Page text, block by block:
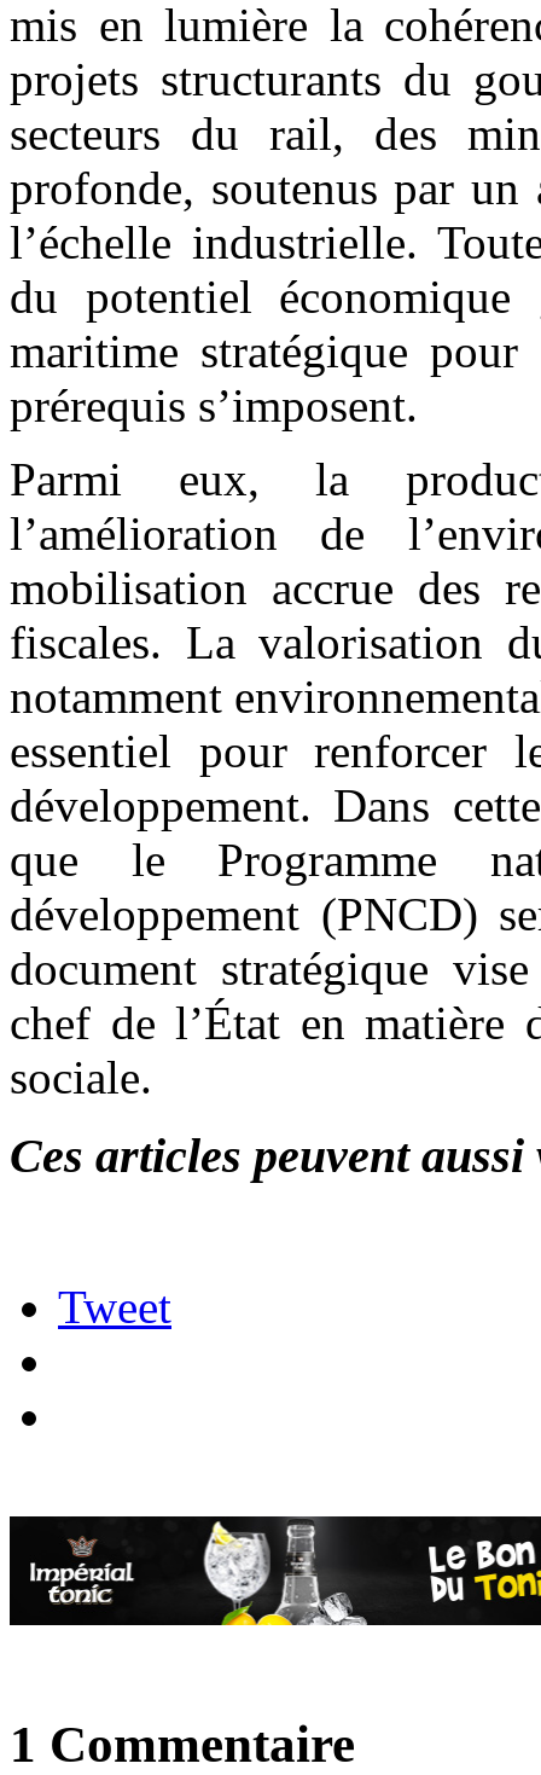
mis en lumière la
projets structurants du
secteurs du rail, des
profonde, soutenus par un
l’échelle industrielle.
du potentiel économique
maritime stratégique
prérequis s’imposent.
Parmi eux, la
l’amélioration de
mobilisation accrue des
fiscales. La valorisation
notamment
essentiel pour renforcer
développement. Dans
que le Programme
développement (PNCD)
document stratégique
chef de l’État en matière
sociale.
Ces articles peuvent
Tweet
1 Commentaire